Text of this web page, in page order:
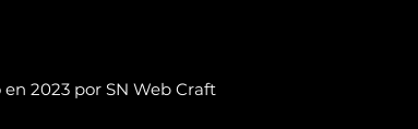
2023 por SN Web Craft